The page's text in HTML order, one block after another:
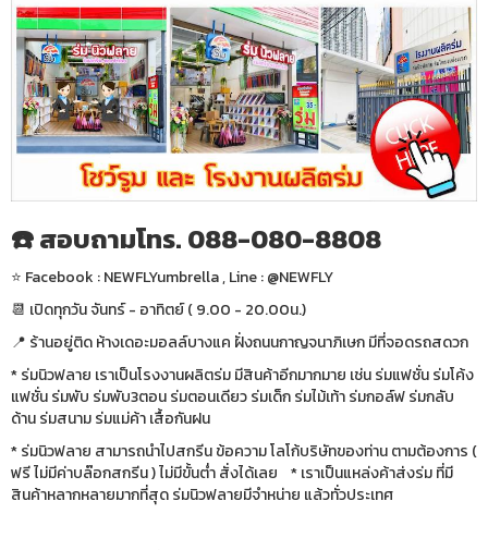
☎️ สอบถามโทร. 088-080-8808
⭐️ Facebook : NEWFLYumbrella , Line : @NEWFLY
📆 เปิดทุกวัน จันทร์ - อาทิตย์ ( 9.00 - 20.00น.)
📍 ร้านอยู่ติด ห้างเดอะมอลล์บางแค ฝั่งถนนกาญจนาภิเษก มีที่จอดรถสดวก
* ร่มนิวฟลาย เราเป็นโรงงานผลิตร่ม มีสินค้าอีกมากมาย เช่น ร่มแฟชั่น ร่มโค้ง
แฟชั่น ร่มพับ ร่มพับ3ตอน ร่มตอนเดียว ร่มเด็ก ร่มไม้เท้า ร่มกอล์ฟ ร่มกลับ
ด้าน ร่มสนาม ร่มแม่ค้า เสื้อกันฝน
* ร่มนิวฟลาย สามารถนำไปสกรีน ข้อความ โลโก้บริษัทของท่าน ตามต้องการ (
ฟรี ไม่มีค่าบล๊อกสกรีน ) ไม่มีขั้นต่ำ สั่งได้เลย * เราเป็นแหล่งค้าส่งร่ม ที่มี
สินค้าหลากหลายมากที่สุด ร่มนิวฟลายมีจำหน่าย แล้วทั่วประเทศ